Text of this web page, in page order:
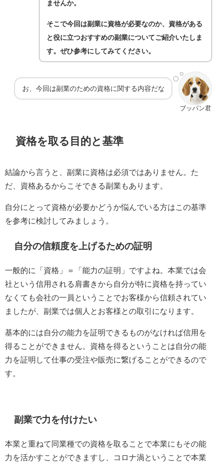
ませんか。
そこで今回は副業に資格が必要なのか、資格がある
と役に立つおすすめの副業についてご紹介いたしま
す。ぜひ参考にしてみてください。
ブッパン君
お、今回は副業のための資格に関する内容だな
資格を取る目的と基準
結論から言うと、副業に資格は必須ではありません。 た
だ、資格あるからこそできる副業もあります。
自分にとって資格が必要かどうか悩んでいる方はこの基準
を参考に検討してみましょう。
自分の信頼度を上げるための証明
一般的に「資格」＝「能力の証明」ですよね。本業では会
社という信用される肩書きから自分が特に資格を持ってい
なくても会社の一員ということでお客様から信頼されてい
ましたが、副業では個人とお客様との取引になります。
基本的には自分の能力を証明できるものがなければ信用を
得ることができません。資格を得るということは自分の能
力を証明して仕事の受注や販売に繋げることができるので
す。
副業で力を付けたい
本業と重ねて同業種での資格を取ることで本業にもその能
力を活かすことができますし、コロナ渦ということで本業